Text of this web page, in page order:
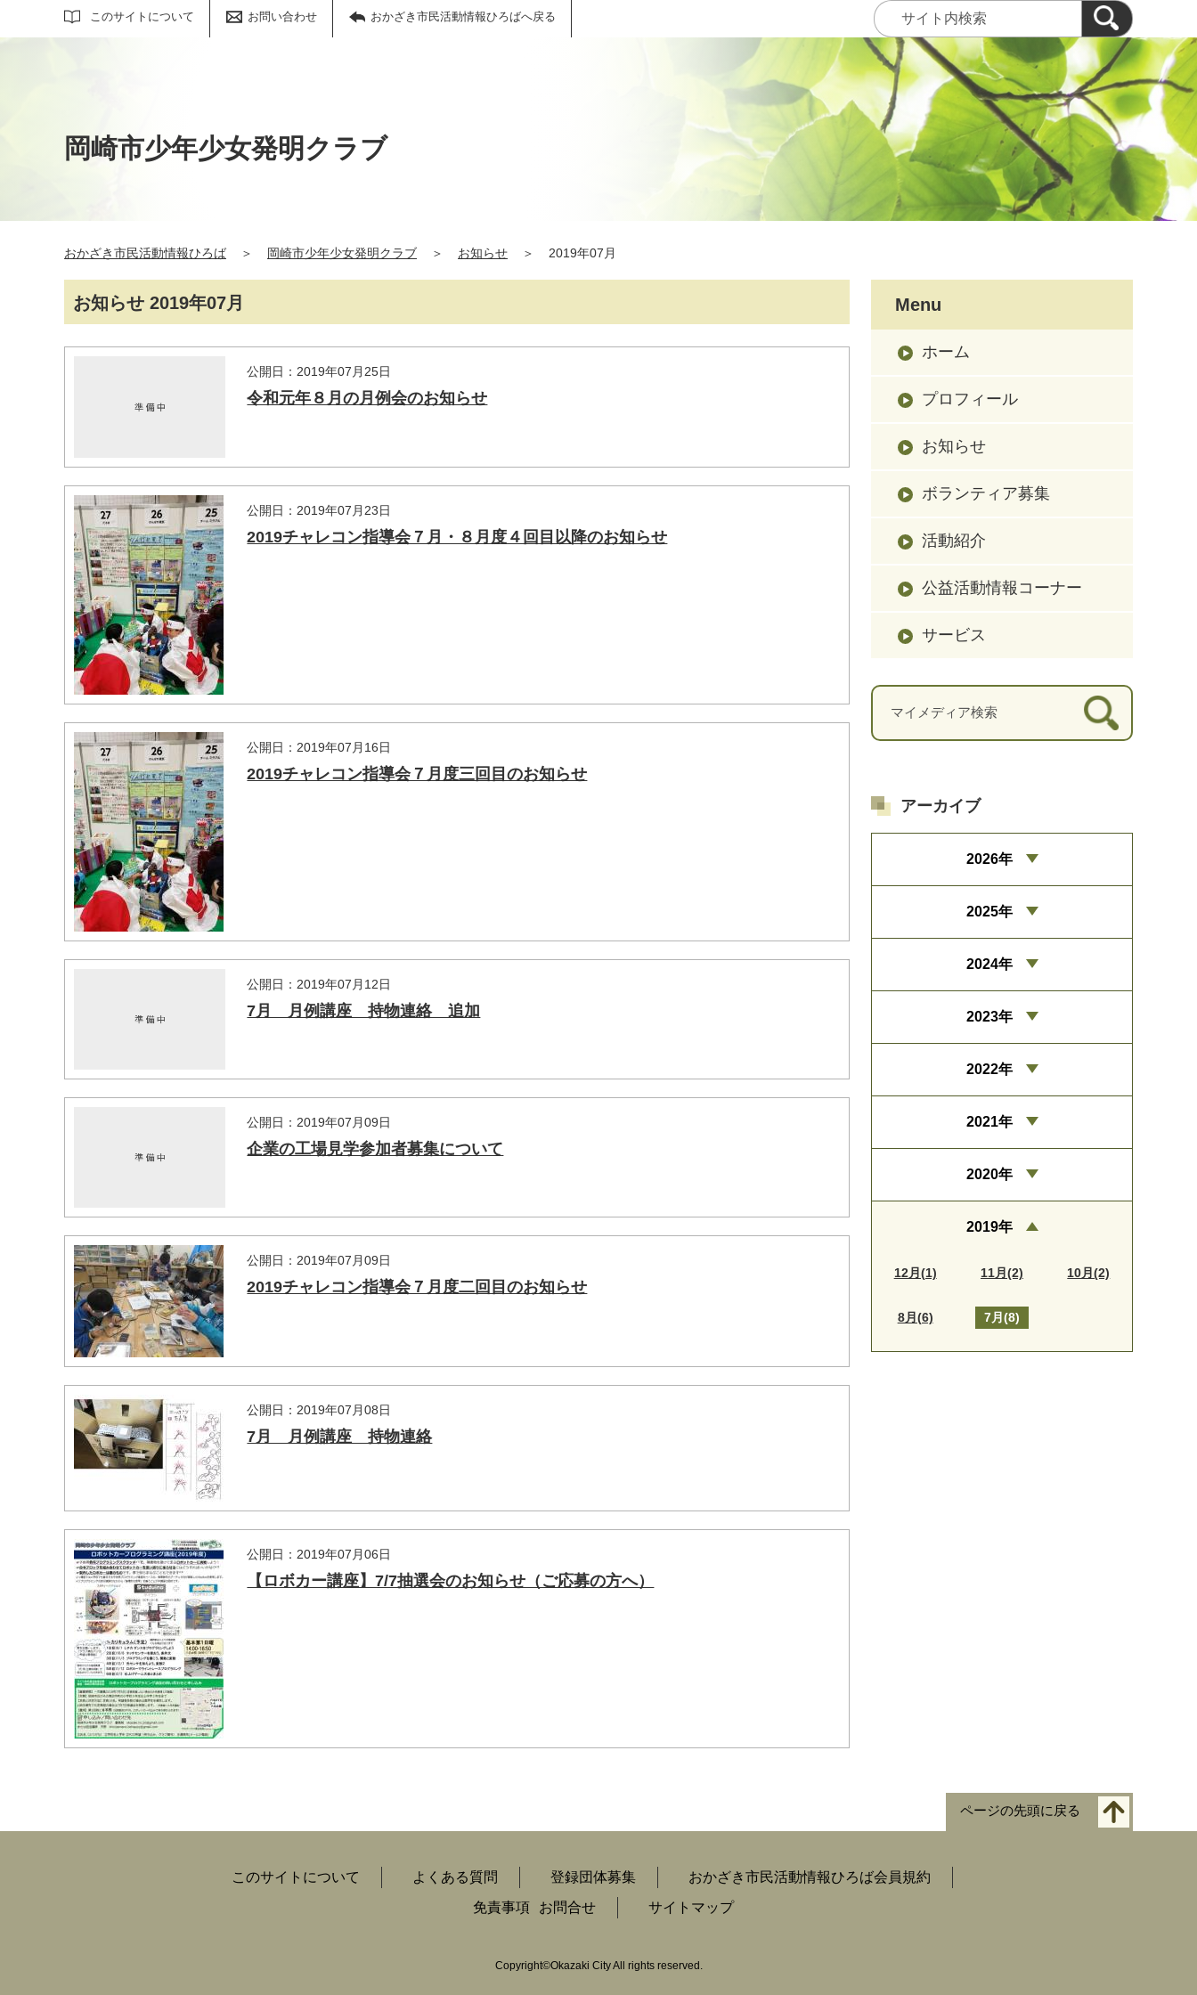
このサイトについて お問い合わせ おかざき市民活動情報ひろばへ戻る
サイト内検索
岡崎市少年少女発明クラブ
おかざき市民活動情報ひろば ＞ 岡崎市少年少女発明クラブ ＞ お知らせ ＞ 2019年07月
お知らせ 2019年07月
公開日：2019年07月25日
令和元年８月の月例会のお知らせ
公開日：2019年07月23日
2019チャレコン指導会７月・８月度４回目以降のお知らせ
公開日：2019年07月16日
2019チャレコン指導会７月度三回目のお知らせ
公開日：2019年07月12日
7月 月例講座 持物連絡 追加
公開日：2019年07月09日
企業の工場見学参加者募集について
公開日：2019年07月09日
2019チャレコン指導会７月度二回目のお知らせ
公開日：2019年07月08日
7月 月例講座 持物連絡
公開日：2019年07月06日
【ロボカー講座】7/7抽選会のお知らせ（ご応募の方へ）
Menu
ホーム
プロフィール
お知らせ
ボランティア募集
活動紹介
公益活動情報コーナー
サービス
マイメディア検索
アーカイブ
2026年
2025年
2024年
2023年
2022年
2021年
2020年
2019年
12月(1) 11月(2) 10月(2)
8月(6) 7月(8)
ページの先頭に戻る
このサイトについて よくある質問 登録団体募集
おかざき市民活動情報ひろば会員規約
免責事項
お問合せ サイトマップ
Copyright©Okazaki City All rights reserved.